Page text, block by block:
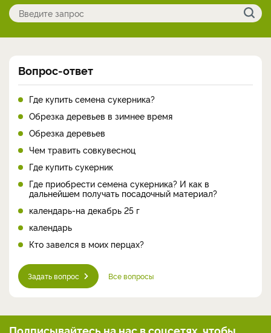
Вопрос-ответ
Где купить семена сукерника?
Обрезка деревьев в зимнее время
Обрезка деревьев
Чем травить совкувесноц
Где купить сукерник
Где приобрести семена сукерника? И как в
дальнейшем получать посадочный материал?
календарь-на декабрь 25 г
календарь
Кто завелся в моих перцах?
Задать вопрос Все вопросы
Подписывайтесь на нас в соцсетях, чтобы